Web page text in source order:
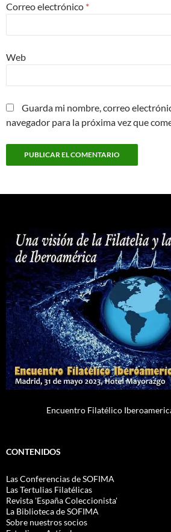
Correo electrónico *
Web
Guarda mi nombre, correo
navegador para la próxima vez que
Encuentro Filatélico
CONTENIDOS
Las Conferencias de SOFIMA
Las Tertulias Filatélicas
Revista 'España Coleccionista'
La Biblioteca de SOFIMA
Sobre nuestros socios